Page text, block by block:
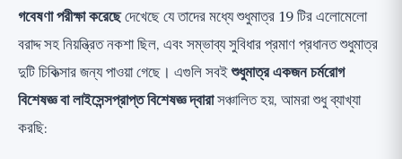
গবেষণা পরীক্ষা করেছেদেখেছে যে তাদের মধ্যে শুধুমাত্র 19 টির এলোমেলো
বরাদ্দ সহ নিয়ন্ত্রিত নকশা ছিল, এবং সম্ভাব্য সুবিধার প্রমাণ প্রধানত শুধুমাত্র
দুটি চিকিত্সার জন্য পাওয়া গেছে। এগুলি সবইশুধুমাত্র একজন চর্মরোগ
বিশেষজ্ঞ বা লাইসেন্সপ্রাপ্ত বিশেষজ্ঞ দ্বারাসঞ্চালিত হয়, আমরা শুধু ব্যাখ্যা
করছি: